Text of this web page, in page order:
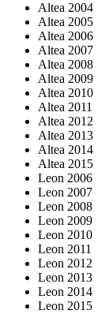
Altea 2004
Altea 2005
Altea 2006
Altea 2007
Altea 2008
Altea 2009
Altea 2010
Altea 2011
Altea 2012
Altea 2013
Altea 2014
Altea 2015
Leon 2006
Leon 2007
Leon 2008
Leon 2009
Leon 2010
Leon 2011
Leon 2012
Leon 2013
Leon 2014
Leon 2015